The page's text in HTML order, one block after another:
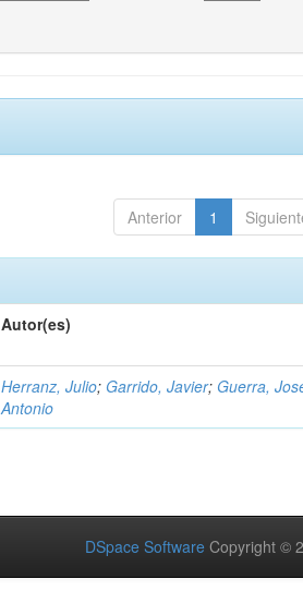
Anterior 1
Autor(es)
Herranz, Julio; Garrido, Javier; Guerra,
Antonio
DSpace Software Copyright ©